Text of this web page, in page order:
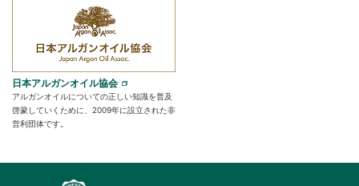
日本アルガンオイル協会
アルガンオイルについての正しい知識を普及
啓蒙していくために、2009年に設立された非
営利団体です。